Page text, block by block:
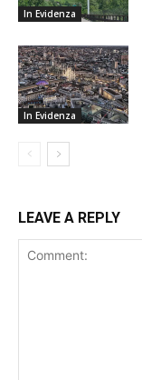
In Evidenza
In Evidenza
LEAVE A REPLY